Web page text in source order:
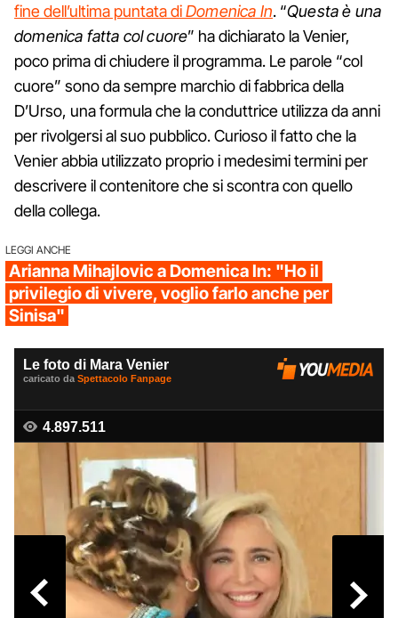
fine dell’ultima puntata diDomenica In. “Questa è una
domenica fatta col cuore” ha dichiarato la Venier,
poco prima di chiudere il programma. Le parole “col
cuore” sono da sempre marchio di fabbrica della
D’Urso, una formula che la conduttrice utilizza da anni
per rivolgersi al suo pubblico. Curioso il fatto che la
Venier abbia utilizzato proprio i medesimi termini per
descrivere il contenitore che si scontra con quello
della collega.
LEGGI ANCHE
Arianna Mihajlovic a Domenica In: "Ho il
privilegio di vivere, voglio farlo anche per
Sinisa"